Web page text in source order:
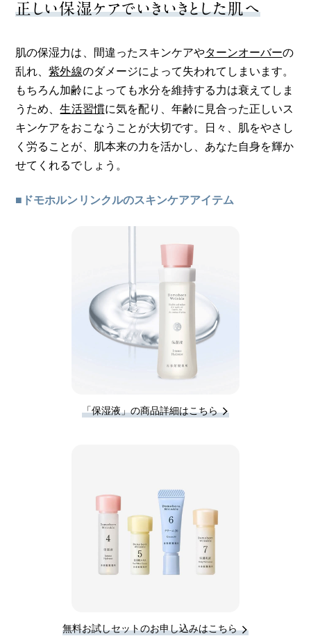
正しい保湿ケアでいきいきとした肌へ
肌の保湿力は、間違ったスキンケアやターンオーバーの
乱れ、紫外線のダメージによって失われてしまいます。
もちろん加齢によっても水分を維持する力は衰えてしま
うため、生活習慣に気を配り、年齢に見合った正しいス
キンケアをおこなうことが大切です。日々、肌をやさし
く労ることが、肌本来の力を活かし、あなた自身を輝か
せてくれるでしょう。
■ドモホルンリンクルのスキンケアアイテム
「保湿液」の商品詳細はこちら
無料お試しセットのお申し込みはこちら